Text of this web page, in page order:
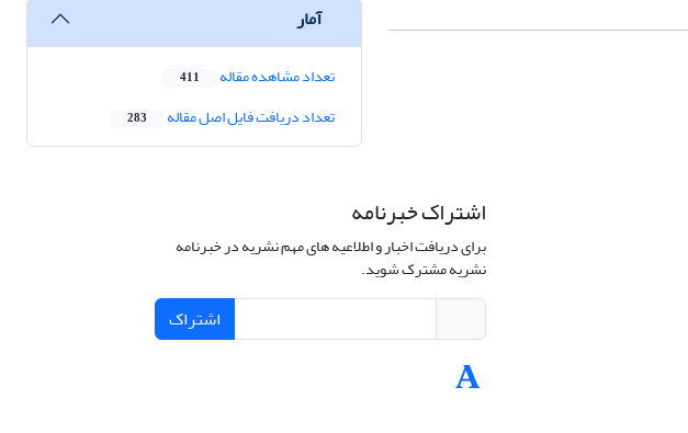
آمار
تعداد مشاهده مقاله 411
تعداد دریافت فایل اصل مقاله 283
اشتراک خبرنامه
برای دریافت اخبار و اطلاعیه های مهم نشریه در خبرنامه
نشریه مشترک شوید.
اشتراک